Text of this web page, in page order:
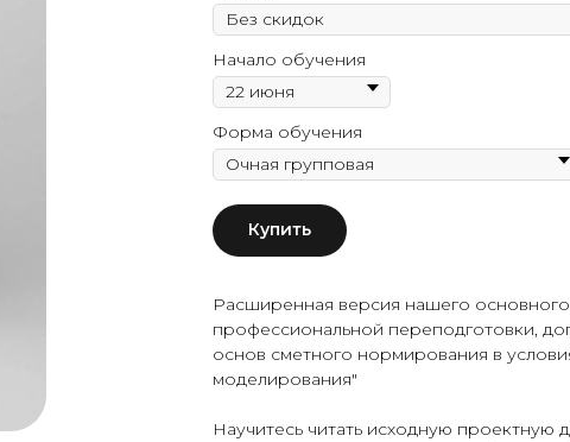
Начало обучения
Форма обучения
Купить
Расширенная версия нашего
профессиональной переподготовки,
основ сметного нормирования в
моделирования"
Научитесь читать исходную проектную